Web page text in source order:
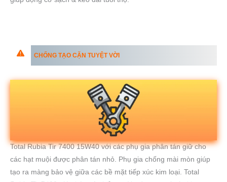
CHỐNG TẠO CẶN TUYỆT VỜI
Total Rubia Tir 7400 15W40 với các phụ gia phân tán giữ cho
các hạt muội được phân tán nhỏ. Phụ gia chống mài mòn giúp
tạo ra màng bảo vệ giữa các bề mặt tiếp xúc kim loại. Total